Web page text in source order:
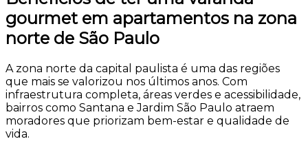
gourmet em apartamentos na zona
norte de São Paulo
A zona norte da capital paulista é uma das regiões
que mais se valorizou nos últimos anos. Com
infraestrutura completa, áreas verdes e acessibilidade,
bairros como Santana e Jardim São Paulo atraem
moradores que priorizam bem-estar e qualidade de
vida.